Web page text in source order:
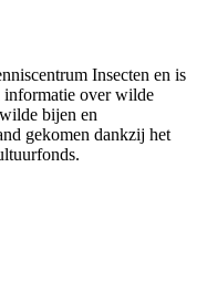
Insecten en is
informatie over wilde
bijen en
gekomen dankzij het